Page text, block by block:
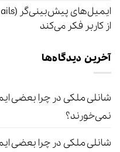
از کاربر فکر می‌کند
آخرین دیدگاه‌ها
شانلی ملکی در چرا بعضی
نمی‌خورند؟
شانلی ملکی در چرا بعضی